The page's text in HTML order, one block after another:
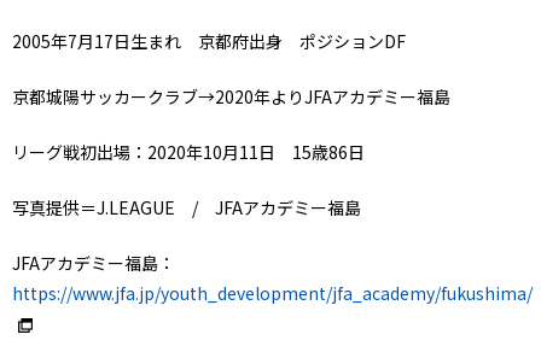
2005年7月17日生まれ 京都府出身 ポジションDF
京都城陽サッカークラブ→2020年よりJFAアカデミー福島
リーグ戦初出場：2020年10月11日 15歳86日
写真提供＝J.LEAGUE / JFAアカデミー福島
JFAアカデミー福島：
https://www.jfa.jp/youth_development/jfa_academy/fukushima/